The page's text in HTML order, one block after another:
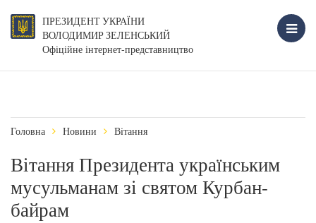
ПРЕЗИДЕНТ УКРАЇНИ
ВОЛОДИМИР ЗЕЛЕНСЬКИЙ
Офіційне інтернет-представництво
Головна Новини Вiтання
Вітання Президента українським
мусульманам зі святом Курбан-
байрам